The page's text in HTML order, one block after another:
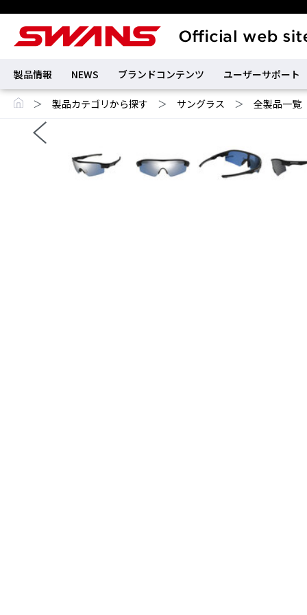
製品情報 NEWS ブランドコンテンツ ユーザーサポート
＞ 製品カテゴリから探す ＞ サングラス ＞ 全製品一覧